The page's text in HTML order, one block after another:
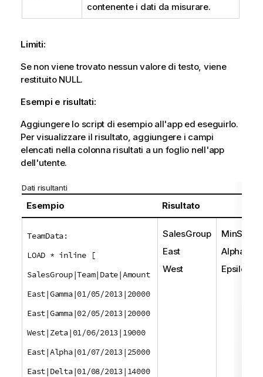
contenente i dati da misurare.
Limiti:
Se non viene trovato nessun valore di testo, viene
restituito NULL.
Esempi e risultati:
Aggiungere lo script di esempio all'app ed eseguirlo.
Per visualizzare il risultato, aggiungere i campi
elencati nella colonna risultati a un foglio nell'app
dell'utente.
Dati risultanti
Esempio Risultato
TeamData:
LOAD * inline [
SalesGroup|Team|Date|Amount
East|Gamma|01/05/2013|20000
East|Gamma|02/05/2013|20000
West|Zeta|01/06/2013|19000
East|Alpha|01/07/2013|25000
East|Delta|01/08/2013|14000
SalesGroup
East
West
Alpha
Epsilon